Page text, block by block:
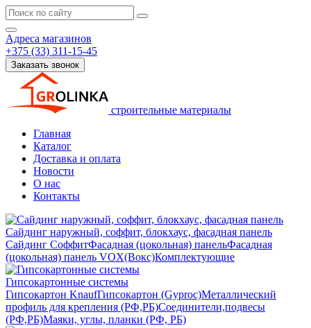
Адреса магазинов
+375 (33) 311-15-45
Заказать звонок
строительные материалы
Главная
Каталог
Доставка и оплата
Новости
О нас
Контакты
Сайдинг наружный, соффит, блокхаус, фасадная панель
Сайдинг СоффитФасадная (цокольная) панельФасадная
(цокольная) панель VOX(Вокс)Комплектующие
Гипсокартонные системы
Гипсокартон KnaufГипсокартон (Gyproc)Металлический
профиль для крепления (РФ,РБ)Соединители,подвесы
(РФ,РБ)Маяки, углы, планки (РФ, РБ)